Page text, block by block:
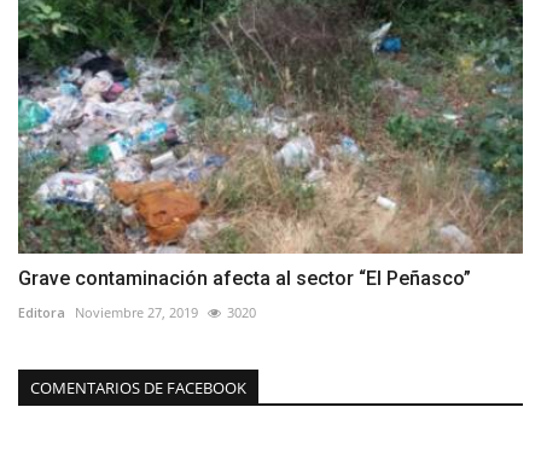
Grave contaminación afecta al sector “El Peñasco”
Editora Noviembre 27, 2019 3020
COMENTARIOS DE FACEBOOK